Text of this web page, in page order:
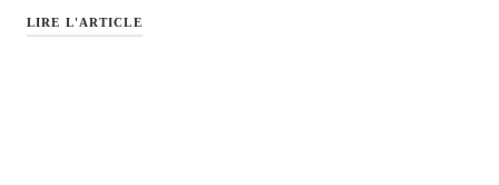
LIRE L'ARTICLE